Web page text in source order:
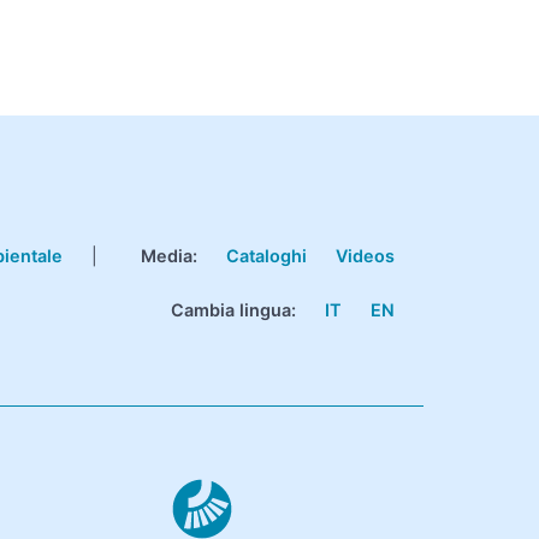
Media: Cataloghi Videos
Cambia lingua: IT EN